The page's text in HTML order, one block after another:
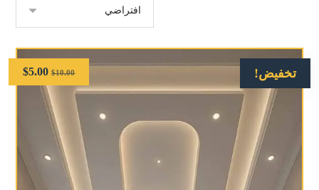
تخفيض! $10.00
$5.00